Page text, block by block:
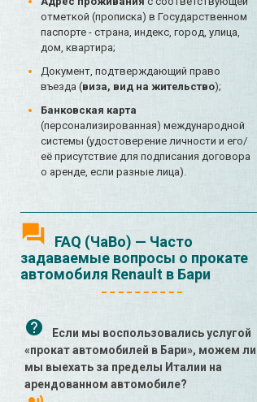
отметкой (прописка) в Государственном
паспорте - страна, индекс, город, улица,
дом, квартира;
Документ, подтверждающий право
въезда (виза, вид на жительство);
Банковская карта
(персонализированная) международной
системы (удостоверение личности и его/
её присутствие для подписания договора
о аренде, если разные лица).
FAQ (ЧаВо) — Часто
задаваемые вопросы о прокате
автомобиля Renault в Бари
Если мы воспользовались услугой
«прокат автомобилей в Бари», можем ли
мы выехать за пределы Италии на
арендованном автомобиле?